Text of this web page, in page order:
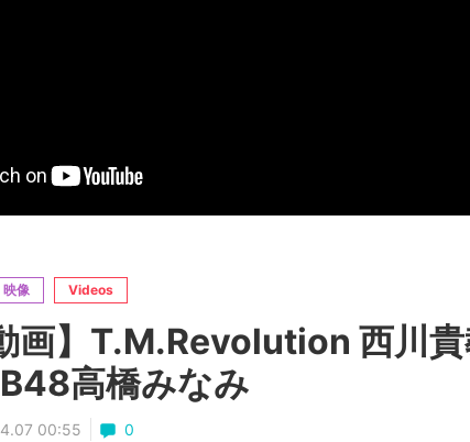
映像 Videos
画】T.M.Revolution 西川
高橋みなみ
00:55
0